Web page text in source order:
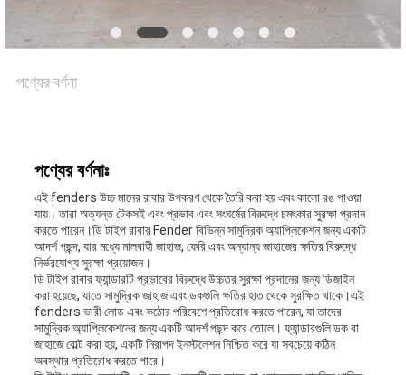
করুন
খবর
সাইট
ম্যাপ
PRIVACY
POLICY
পণ্যের বর্ণনা
পণ্যের বর্ণনাঃ
এই fenders উচ্চ মানের রাবার উপকরণ থেকে তৈরি করা হয় এবং কালো রঙ পাওয়া
যায়। তারা অত্যন্ত টেকসই এবং প্রভাব এবং সংঘর্ষের বিরুদ্ধে চমৎকার সুরক্ষা প্রদান
করতে পারেন।ডি টাইপ রাবার Fender বিভিন্ন সামুদ্রিক অ্যাপ্লিকেশন জন্য একটি
আদর্শ পছন্দ, যার মধ্যে মালবাহী জাহাজ, ফেরি এবং অন্যান্য জাহাজের ক্ষতির বিরুদ্ধে
নির্ভরযোগ্য সুরক্ষা প্রয়োজন।
ডি টাইপ রাবার ফ্যান্ডারটি প্রভাবের বিরুদ্ধে উচ্চতর সুরক্ষা প্রদানের জন্য ডিজাইন
করা হয়েছে, যাতে সামুদ্রিক জাহাজ এবং ডকগুলি ক্ষতির হাত থেকে সুরক্ষিত থাকে।এই
fenders ভারী লোড এবং কঠোর পরিবেশে প্রতিরোধ করতে পারেন, যা তাদের
সামুদ্রিক অ্যাপ্লিকেশনের জন্য একটি আদর্শ পছন্দ করে তোলে। ফ্যান্ডারগুলি ডক বা
জাহাজে বোল্ট করা হয়, একটি নিরাপদ ইনস্টলেশন নিশ্চিত করে যা সবচেয়ে কঠিন
অবস্থার প্রতিরোধ করতে পারে।